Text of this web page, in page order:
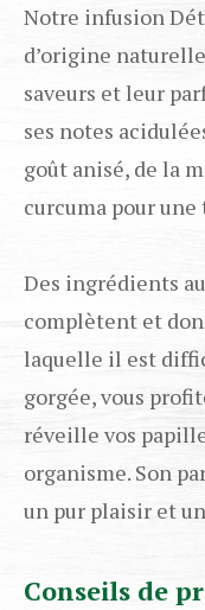
Notre infusion
d’origine
saveurs et leur
ses notes
goût anisé, de la
curcuma pour
Des ingrédients
complètent et
laquelle il est
gorgée, vous
réveille vos
organisme. Son
un pur plaisir et
Conseils de